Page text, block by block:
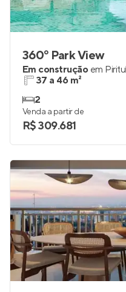
360º Park View
Em construção em
37 a 46 m²
2
Venda a partir de
R$ 309.681